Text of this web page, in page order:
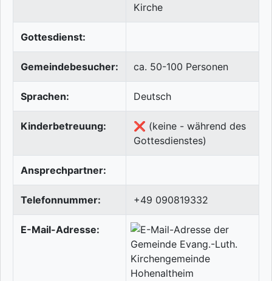
Kirche
Gottesdienst:
Gemeindebesucher: ca. 50-100 Personen
Sprachen: Deutsch
Kinderbetreuung:
❌ (keine - während des
Gottesdienstes)
Ansprechpartner:
Telefonnummer: +49 090819332
E-Mail-Adresse: